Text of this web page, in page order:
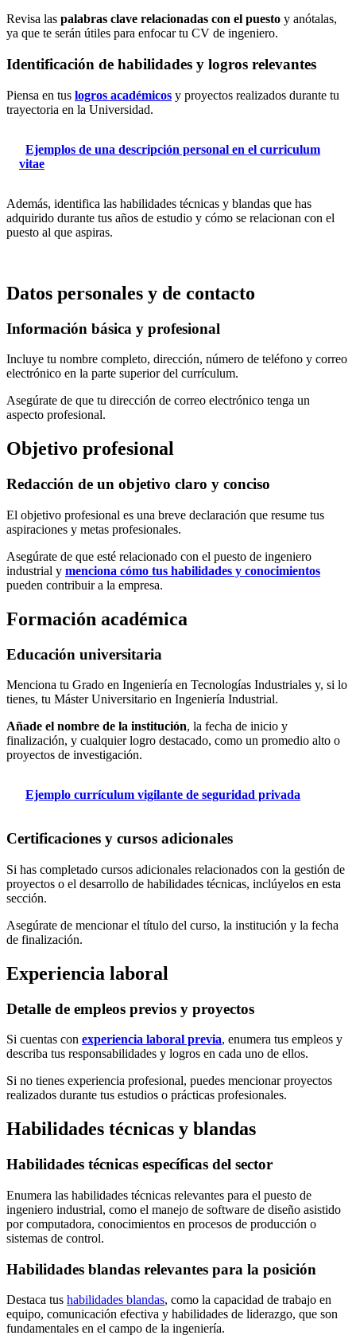
Revisa las palabras clave relacionadas con el puesto y anótalas,
ya que te serán útiles para enfocar tu CV de ingeniero.
Identificación de habilidades y logros relevantes
Piensa en tus logros académicos y proyectos realizados durante tu
trayectoria en la Universidad.
Ejemplos de una descripción personal en el curriculum
vitae
Además, identifica las habilidades técnicas y blandas que has
adquirido durante tus años de estudio y cómo se relacionan con el
puesto al que aspiras.
Datos personales y de contacto
Información básica y profesional
Incluye tu nombre completo, dirección, número de teléfono y correo
electrónico en la parte superior del currículum.
Asegúrate de que tu dirección de correo electrónico tenga un
aspecto profesional.
Objetivo profesional
Redacción de un objetivo claro y conciso
El objetivo profesional es una breve declaración que resume tus
aspiraciones y metas profesionales.
Asegúrate de que esté relacionado con el puesto de ingeniero
industrial y menciona cómo tus habilidades y conocimientos
pueden contribuir a la empresa.
Formación académica
Educación universitaria
Menciona tu Grado en Ingeniería en Tecnologías Industriales y, si lo
tienes, tu Máster Universitario en Ingeniería Industrial.
Añade el nombre de la institución, la fecha de inicio y
finalización, y cualquier logro destacado, como un promedio alto o
proyectos de investigación.
Ejemplo currículum vigilante de seguridad privada
Certificaciones y cursos adicionales
Si has completado cursos adicionales relacionados con la gestión de
proyectos o el desarrollo de habilidades técnicas, inclúyelos en esta
sección.
Asegúrate de mencionar el título del curso, la institución y la fecha
de finalización.
Experiencia laboral
Detalle de empleos previos y proyectos
Si cuentas con experiencia laboral previa, enumera tus empleos y
describa tus responsabilidades y logros en cada uno de ellos.
Si no tienes experiencia profesional, puedes mencionar proyectos
realizados durante tus estudios o prácticas profesionales.
Habilidades técnicas y blandas
Habilidades técnicas específicas del sector
Enumera las habilidades técnicas relevantes para el puesto de
ingeniero industrial, como el manejo de software de diseño asistido
por computadora, conocimientos en procesos de producción o
sistemas de control.
Habilidades blandas relevantes para la posición
Destaca tus habilidades blandas, como la capacidad de trabajo en
equipo, comunicación efectiva y habilidades de liderazgo, que son
fundamentales en el campo de la ingeniería.